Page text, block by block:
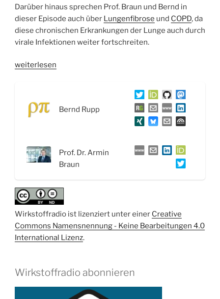
Darüber hinaus sprechen Prof. Braun und Bernd in
dieser Episode auch über Lungenfibrose und COPD, da
diese chronischen Erkrankungen der Lunge auch durch
virale Infektionen weiter fortschreiten.
„WSR049
gegen
Interview
Prof.
Dr.
Armin
Braun“
weiterlesen
Bernd Rupp
Prof. Dr. Armin
Braun
Wirkstoffradio ist lizenziert unter einer Creative
Commons Namensnennung - Keine Bearbeitungen 4.0
International Lizenz.
Wirkstoffradio abonnieren